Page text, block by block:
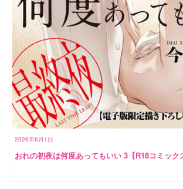
2026年6月1日
おれの初夜は何度あってもいい 3【R18コミック